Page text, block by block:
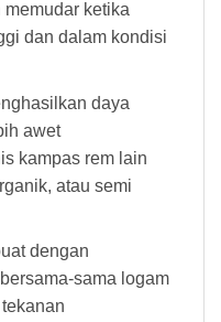
memudar ketika
dan dalam kondisi
daya
awet
kampas rem lain
atau semi
dengan
sama logam